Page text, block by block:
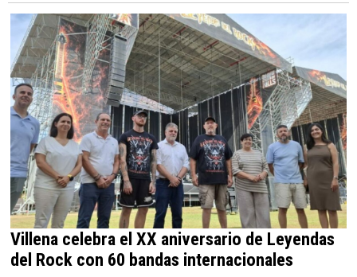
Villena celebra el XX aniversario de Leyendas
del Rock con 60 bandas internacionales